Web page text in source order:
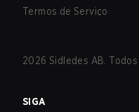
Termos de Serviço
2026 Sidledes AB.
SIGA